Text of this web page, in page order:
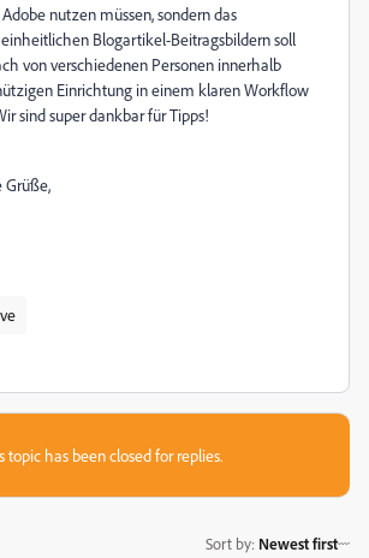
nutzen müssen, sondern das
Blogartikel-Beitragsbildern soll
von verschiedenen Personen innerhalb
Einrichtung in einem klaren Workflow
sind super dankbar für Tipps!
Grüße,
topic has been closed for replies.
Sort by: Newest first